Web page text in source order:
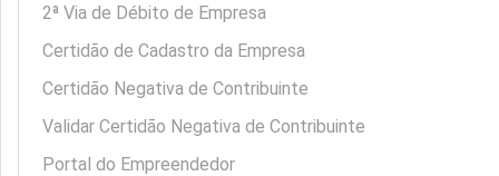
2ª Via de Débito de Empresa
Certidão de Cadastro da Empresa
Certidão Negativa de Contribuinte
Validar Certidão Negativa de Contribuinte
Portal do Empreendedor